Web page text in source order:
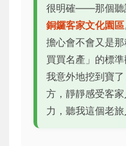
很明確——那個聽
銅鑼客家文化園區
擔心會不會又是那
買買名產」的標
我意外地挖到寶
方，靜靜感受客
力，聽我這個老旅